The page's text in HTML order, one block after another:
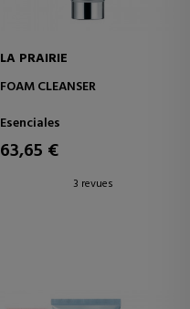
LA PRAIRIE
FOAM CLEANSER
Esenciales
63,65 €
3 revues